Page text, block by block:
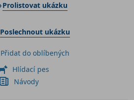
Prolistovat ukázku
Poslechnout ukázku
Přidat do oblíbených
Hlídací pes
Návody